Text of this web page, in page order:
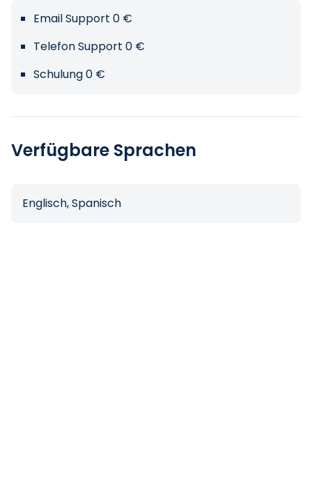
Email Support 0 €
Telefon Support 0 €
Schulung 0 €
Verfügbare Sprachen
Englisch, Spanisch